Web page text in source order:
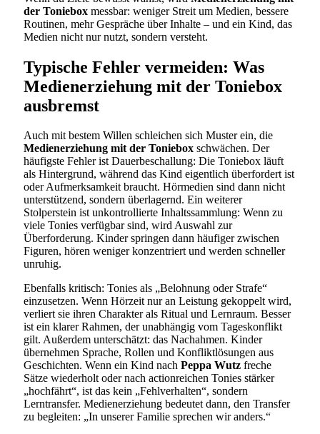
der Toniebox messbar: weniger Streit um Medien, bessere
Routinen, mehr Gespräche über Inhalte – und ein Kind, das
Medien nicht nur nutzt, sondern versteht.
Typische Fehler vermeiden: Was
Medienerziehung mit der Toniebox
ausbremst
Auch mit bestem Willen schleichen sich Muster ein, die
Medienerziehung mit der Toniebox schwächen. Der
häufigste Fehler ist Dauerbeschallung: Die Toniebox läuft
als Hintergrund, während das Kind eigentlich überfordert ist
oder Aufmerksamkeit braucht. Hörmedien sind dann nicht
unterstützend, sondern überlagernd. Ein weiterer
Stolperstein ist unkontrollierte Inhaltssammlung: Wenn zu
viele Tonies verfügbar sind, wird Auswahl zur
Überforderung. Kinder springen dann häufiger zwischen
Figuren, hören weniger konzentriert und werden schneller
unruhig.
Ebenfalls kritisch: Tonies als „Belohnung oder Strafe“
einzusetzen. Wenn Hörzeit nur an Leistung gekoppelt wird,
verliert sie ihren Charakter als Ritual und Lernraum. Besser
ist ein klarer Rahmen, der unabhängig vom Tageskonflikt
gilt. Außerdem unterschätzt: das Nachahmen. Kinder
übernehmen Sprache, Rollen und Konfliktlösungen aus
Geschichten. Wenn ein Kind nach Peppa Wutz freche
Sätze wiederholt oder nach actionreichen Tonies stärker
„hochfährt“, ist das kein „Fehlverhalten“, sondern
Lerntransfer. Medienerziehung bedeutet dann, den Transfer
zu begleiten: „In unserer Familie sprechen wir anders.“